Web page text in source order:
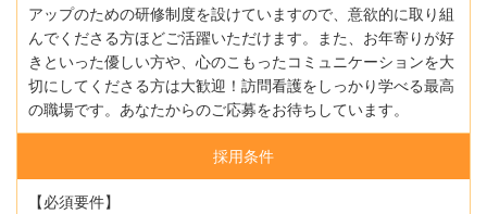
アップのための研修制度を設けていますので、意欲的に取り組
んでくださる方ほどご活躍いただけます。また、お年寄りが好
きといった優しい方や、心のこもったコミュニケーションを大
切にしてくださる方は大歓迎！訪問看護をしっかり学べる最高
の職場です。あなたからのご応募をお待ちしています。
採用条件
【必須要件】